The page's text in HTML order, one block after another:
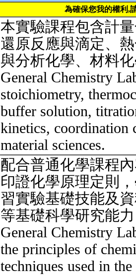
為確保您我的權利,
本實驗課程包含計
還原反應與滴定、
與分析化學、材料
General Chemistry
stoichiometry,
buffer solution,
kinetics, coordination
material sciences.
配合普通化學課程
印證化學原理定則
習實驗基礎技能及
等基礎科學研究能
General Chemistry
the principles of
techniques used in